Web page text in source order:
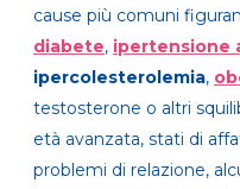
cause più comuni
diabete, ipertensione
ipercolesterolemia,
testosterone o altri
età avanzata, stati di
problemi di relazione,